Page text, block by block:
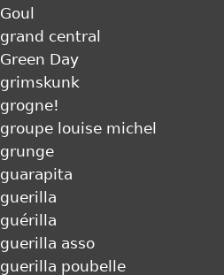
Goul
grand central
Green Day
grimskunk
grogne!
groupe louise michel
grunge
guarapita
guerilla
guérilla
guerilla asso
guerilla poubelle